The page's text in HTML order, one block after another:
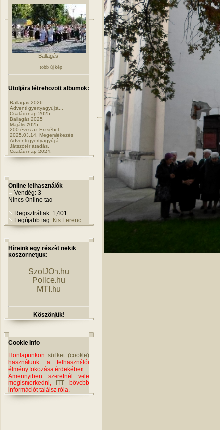
Ballagás.
+ több új kép
Utoljára létrehozott albumok:
Ballagás 2026.
Adventi gyertyagyújtá...
Családi nap 2025.
Ballagás 2025
Majális 2025
200 éves az Erzsébet ...
2025.03.14. Megemlékezés
Adventi gyertyagyújtá...
Játszótér átadás.
Családi nap 2024.
Online felhasználók
Vendég: 3
Nincs Online tag
Regisztráltak: 1,401
Legújabb tag: Kis Ferenc
Híreink egy részét nekik
köszönhetjük:
SzolJOn.hu
Police.hu
MTI.hu
Köszönjük!
Cookie Info
Honlapunkon sütiket (cookie)
használunk a felhasználói
élmény fokozása érdekében.
Amennyiben szeretnél vele
megismerkedni,
ITT bővebb
információt találsz róla.